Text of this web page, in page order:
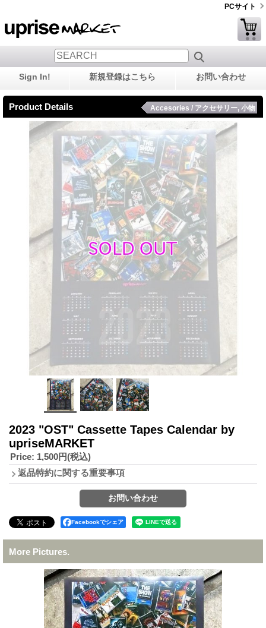
PCサイト
Sign In! 新規登録はこちら お問い合わせ
Product Details Accesories / アクセサリー, 小物
2023 "OST" Cassette Tapes Calendar by
upriseMARKET
Price: 1,500円(税込)
返品特約に関する重要事項
Facebookでシェア
More Pictures.